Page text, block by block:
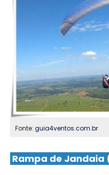
Fonte: guia4ventos.com.br
Rampa de Jandaia